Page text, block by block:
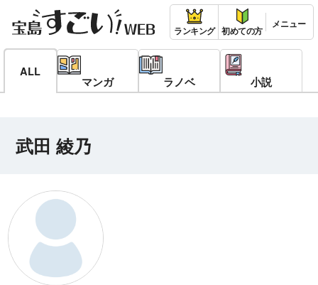
ランキング 初めての方
ALL
マンガ ラノベ 小説
武田 綾乃